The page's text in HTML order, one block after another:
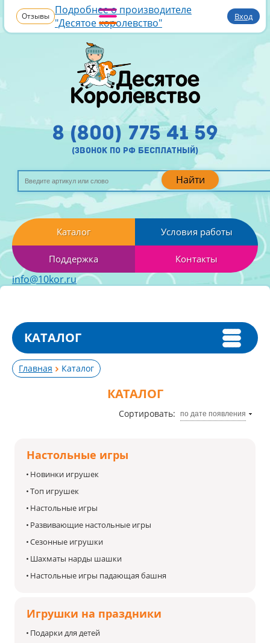
Отзывы Подробнее о производителе
"Десятое королевство"
Вход
Найти
8 (800) 775 41 59
(звонок по рф бесплатный)
Каталог Условия работы
Поддержка Контакты
info@10kor.ru
КАТАЛОГ
Главная Каталог
КАТАЛОГ
Сортировать: по дате появления
Настольные игры
Новинки игрушек
Топ игрушек
Настольные игры
Развивающие настольные игры
Сезонные игрушки
Шахматы нарды шашки
Настольные игры падающая башня
Игрушки на праздники
Подарки для детей